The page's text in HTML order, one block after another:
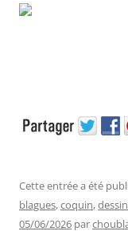
Cette entrée a été
blagues,coquin,
05/06/2026 par